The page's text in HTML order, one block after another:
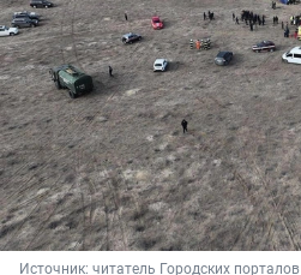
Источник: читатель Городских порталов